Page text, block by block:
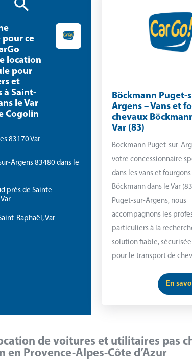
ce
location
pour
et
à Saint-
le Var
Cogolin
83170 Var
Argens 83480 dans le
près de Sainte-
Raphaël, Var
Böckmann Puget-
Argens – Vans et
chevaux
Var (83)
Bockmann Puget-sur-
votre concessionnaire
dans les vans et
Böckmann dans le Var
Puget-sur-Argens, nous
accompagnons les
particuliers à la
solution fiable,
pour le transport de
En
de voitures et utilitaires pas
en Provence-Alpes-Côte d’Azur